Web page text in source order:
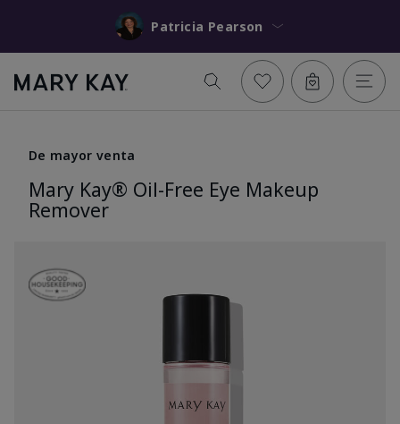
Patricia Pearson
De mayor venta
Mary Kay® Oil-Free Eye Makeup
Remover